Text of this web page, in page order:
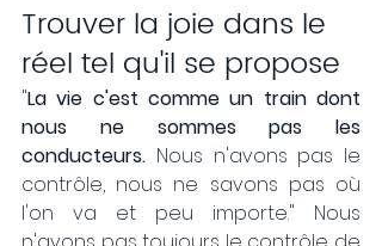
Trouver la joie dans le
réel tel qu'il se propose
"La vie c'est comme un train dont
nous ne sommes pas les
conducteurs. Nous n'avons pas le
contrôle, nous ne savons pas où
l'on va et peu importe." Nous